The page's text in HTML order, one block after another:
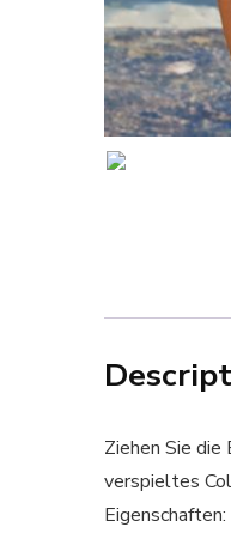
Ziehen Sie
verspieltes